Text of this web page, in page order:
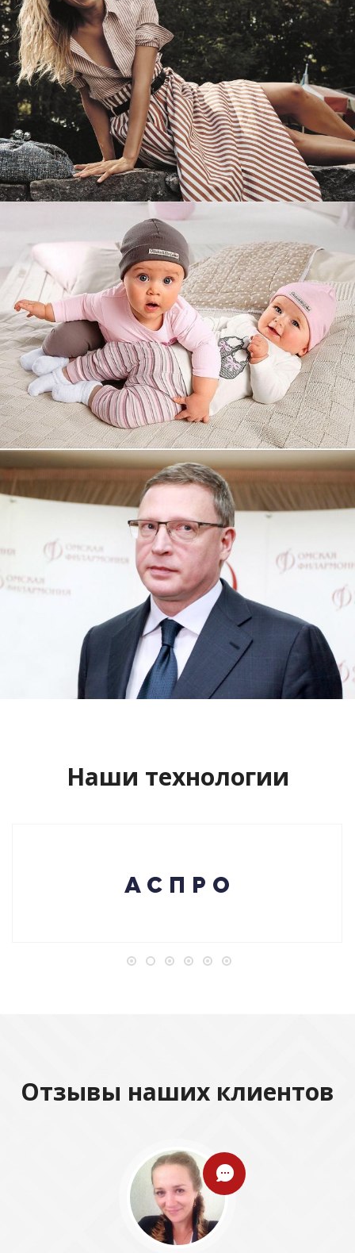
Имиджевый сайт для сети магазинов
Soho Project
Смотреть проект
Увеличили выручку интернет-
магазину topdatop.ru на 25%!
Смотреть проект
Сайт кандидата в губернаторы
Буркова Александра Леонидовича
Смотреть проект
Наши технологии
Отзывы наших клиентов